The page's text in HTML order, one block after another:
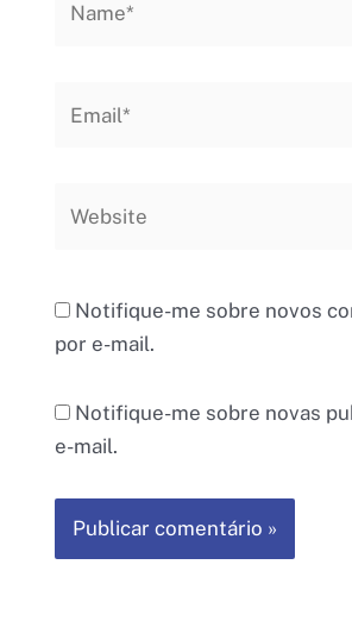
Notifique-me sobre novos
por e-mail.
Notifique-me sobre novas
e-mail.